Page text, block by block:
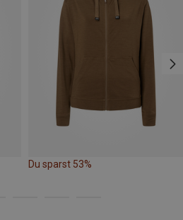
Du sparst 53%